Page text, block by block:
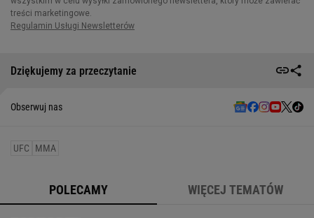
Dziękujemy za przeczytanie
Obserwuj nas
UFC MMA
POLECAMY WIĘCEJ TEMATÓW